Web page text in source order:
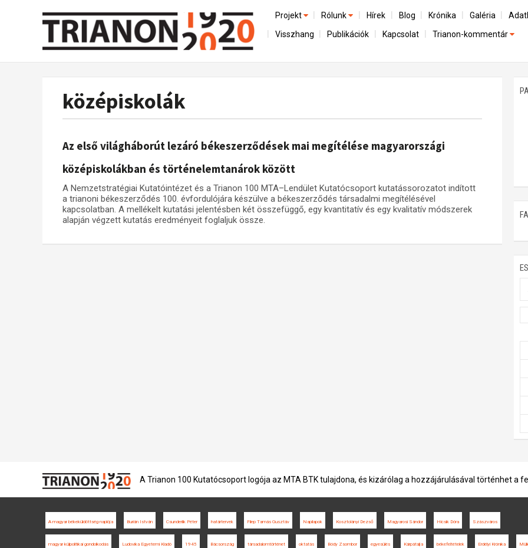
Projekt
Előzmények
Az összeomlás és a magyar társadalom
Utókor és emlékezet
Rólunk
A kutatócsoport működéséről
Hírek Blog Krónika Galéria
Visszhang Publikációk Kapcsolat Trianon-kommentár
középiskolák
Az első világháborút lezáró békeszerződések mai megítélése magyarországi
középiskolákban és történelemtanárok között
A Nemzetstratégiai Kutatóintézet és a Trianon 100 MTA–Lendület Kutatócsoport kutatássorozatot indított
a trianoni békeszerződés 100. évfordulójára készülve a békeszerződés társadalmi megítélésével
kapcsolatban. A mellékelt kutatási jelentésben két összefüggő, egy kvantitatív és egy kvalitatív módszerek
alapján végzett kutatás eredményeit foglaljuk össze.
A Trianon 100 Kutatócsoport logója az MTA BTK tulajdona, és kizárólag a hozzájárulásával történhet a
A magyar békeküldöttség naplója Burián István Csunderlik Péter határtervek Filep Tamás Gusztáv Napilapok Kosztolányi Dezső Magyarosi Sándor Hicsik Dóra Szászváros
magyar külpolitikai gondolkodás Ludovika Egyetemi Kiadó 1945 Bácsország társadalomtörténet oktatás Bódy Zsombor egyesülés Kárpátalja békefeltételek Erdélyi Krónika